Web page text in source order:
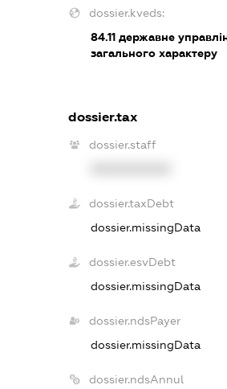
dossier.kveds:
84.11 державне
загального характеру
dossier.tax
dossier.staff
dossier.taxDebt
dossier.missingData
dossier.esvDebt
dossier.missingData
dossier.ndsPayer
dossier.missingData
dossier.ndsAnnul